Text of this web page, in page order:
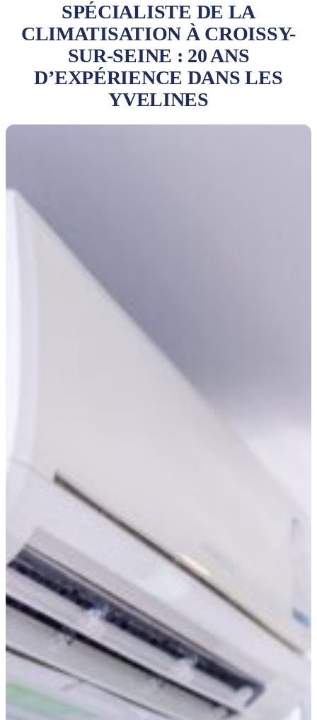
SPÉCIALISTE DE LA
CLIMATISATION À CROISSY-
SUR-SEINE : 20 ANS
D’EXPÉRIENCE DANS LES
YVELINES